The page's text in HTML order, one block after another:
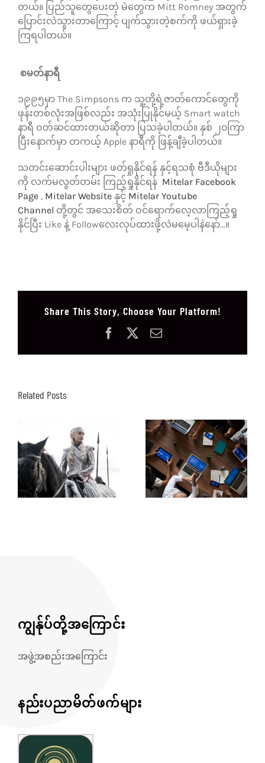
တယ်။ ပြည်သူတွေပေးတဲ့ မဲတွေက Mitt Romney အတွက်
ပြောင်းလဲသွားတာကြောင့် ပျက်သွားတဲ့စက်ကို ဖယ်ရှားခဲ့
ကြရပါတယ်။
စမတ်နာရီ
၁၉၉၅မှာ The Simpsons က သူ့တို့ရဲ့ဇာတ်ကောင်တွေကို
ဖုန်းတစ်လုံးအဖြစ်လည်း အသုံးပြုနိုင်မယ့် Smart watch
နာရီ ဝတ်ဆင်ထားတယ်ဆိုတာ ပြသခဲ့ပါတယ်။ နှစ် ၂၀ကြာ
ပြီးနောက်မှာ တကယ့် Apple နာရီကို ဖြန့်ချီခဲ့ပါတယ်။
သတင်းဆောင်းပါးများ ဖတ်ရှုနိုင်ရန် နှင့်ရသစုံ ဗီဒီယိုများ
ကို လက်မလွတ်တမ်း ကြည့်ရှုနိုင်ရန်Mitelar Facebook
Page, Mitelar Websiteနှင့် Mitelar Youtube
Channel တို့တွင် အသေးစိတ် ဝင်ရောက်လေ့လာကြည့်ရှု
နိုင်ပြီး Like နဲ့ Followလေးလုပ်ထားဖို့လဲမမေ့ပါနဲနော်…။
Share This Story, Choose Your Platform!
FacebookEmail
Related Posts
ကျွန်ုပ်တို့အကြောင်း
အဖွဲ့အစည်းအကြောင်း
နည်းပညာမိတ်ဖက်များ